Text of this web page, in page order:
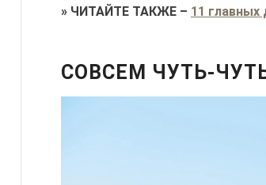
» ЧИТАЙТЕ ТАКЖЕ – 11
СОВСЕМ ЧУТЬ-